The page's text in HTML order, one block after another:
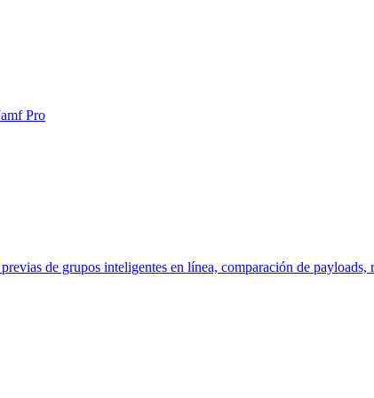
Pro
de grupos inteligentes en línea, comparación de payloads,